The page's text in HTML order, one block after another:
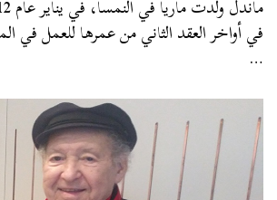
في أواخر العقد الثاني من عمرها للعمل في
…